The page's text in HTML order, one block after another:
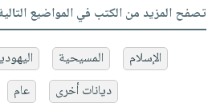
تصفح المزيد من الكتب في المواضيع
الإسلام المسيحية
ديانات أخرى
عام